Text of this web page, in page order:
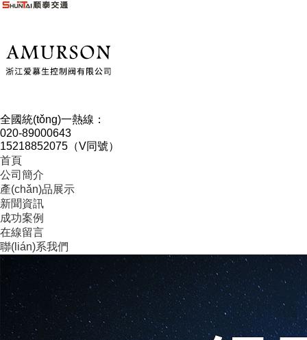
全國統(tǒng)一熱線：
020-89000643
15218852075（V同號）
首頁
公司簡介
產(chǎn)品展示
新聞資訊
成功案例
在線留言
聯(lián)系我們